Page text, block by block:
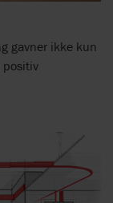
gavner ikke kun
positiv